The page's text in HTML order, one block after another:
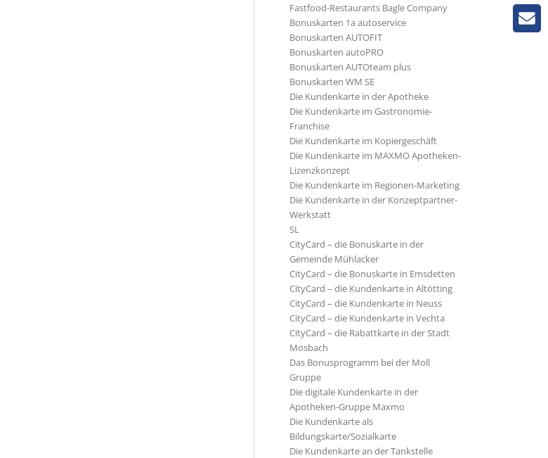
Fastfood-Restaurants Bagle Company
Bonuskarten 1a autoservice
Bonuskarten AUTOFIT
Bonuskarten autoPRO
Bonuskarten AUTOteam plus
Bonuskarten WM SE
Die Kundenkarte in der Apotheke
Die Kundenkarte im Gastronomie-
Franchise
Die Kundenkarte im Kopiergeschäft
Die Kundenkarte im MAXMO Apotheken-
Lizenzkonzept
Die Kundenkarte im Regionen-Marketing
Die Kundenkarte in der Konzeptpartner-
Werkstatt
SL
CityCard – die Bonuskarte in der
Gemeinde Mühlacker
CityCard – die Bonuskarte in Emsdetten
CityCard – die Kundenkarte in Altötting
CityCard – die Kundenkarte in Neuss
CityCard – die Kundenkarte in Vechta
CityCard – die Rabattkarte in der Stadt
Mosbach
Das Bonusprogramm bei der Moll
Gruppe
Die digitale Kundenkarte in der
Apotheken-Gruppe Maxmo
Die Kundenkarte als
Bildungskarte/Sozialkarte
Die Kundenkarte an der Tankstelle